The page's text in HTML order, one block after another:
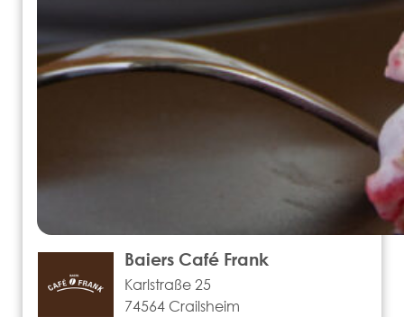
Baiers Café Frank
Karlstraße 25
74564 Crailsheim